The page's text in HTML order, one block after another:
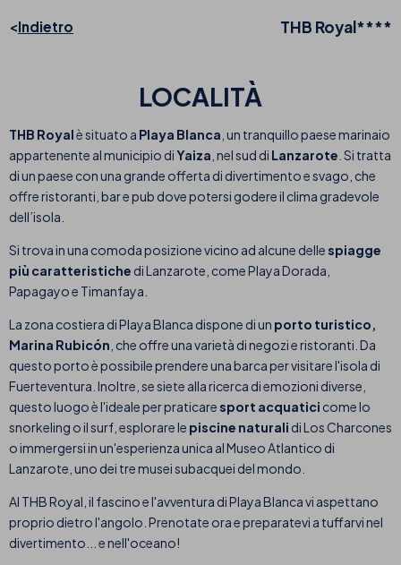
Indietro THB Royal****
LOCALITÀ
THB Royalè situato a Playa Blanca , un tranquillo paese marinaio
appartenente al municipio diYaiza , nel sud di Lanzarote . Si tratta
di un paese con una grande offerta di divertimento e svago, che
offre ristoranti, bar e pub dove potersi godere il clima gradevole
dell’isola.
Si trova in una comoda posizione vicino ad alcune delle spiagge
più caratteristiche di Lanzarote, come Playa Dorada,
Papagayo e Timanfaya.
La zona costiera di Playa Blanca dispone di un porto turistico,
Marina Rubicón , che offre una varietà di negozi e ristoranti. Da
questo porto è possibile prendere una barca per visitare l'isola di
Fuerteventura. Inoltre, se siete alla ricerca di emozioni diverse,
questo luogo è l'ideale per praticare sport acquatici come lo
snorkeling o il surf, esplorare le piscine naturali di Los Charcones
o immergersi in un'esperienza unica al Museo Atlantico di
Lanzarote, uno dei tre musei subacquei del mondo.
Al THB Royal, il fascino e l'avventura di Playa Blanca vi aspettano
proprio dietro l'angolo. Prenotate ora e preparatevi a tuffarvi nel
divertimento... e nell'oceano!